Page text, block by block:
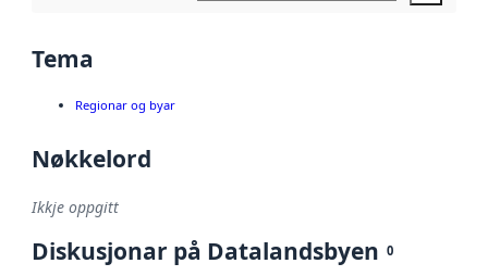
Tema
Regionar og byar
Nøkkelord
Ikkje oppgitt
Diskusjonar på Datalandsbyen 0